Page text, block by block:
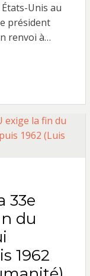
Unis au
président
renvoi à…
du
1962